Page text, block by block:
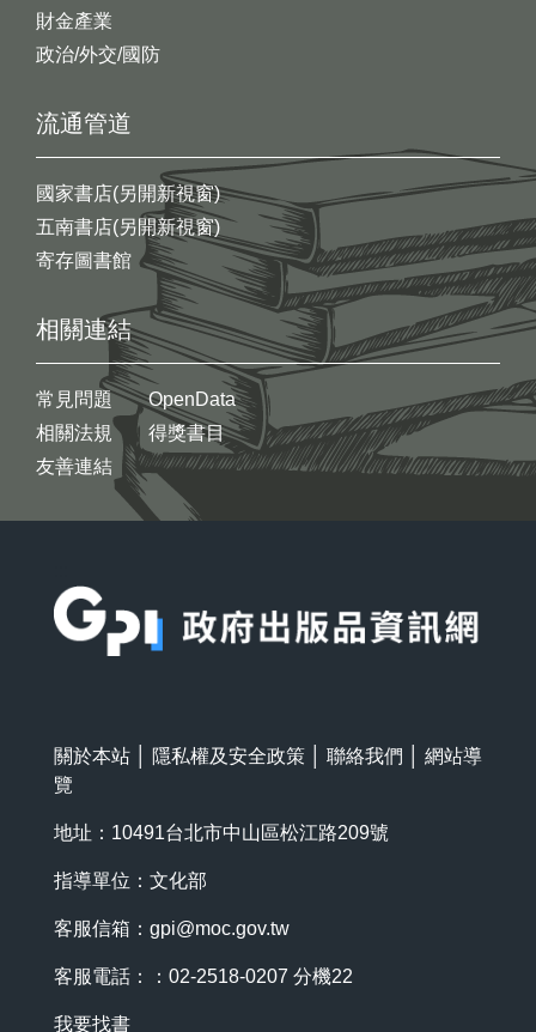
財金產業
政治/外交/國防
流通管道
國家書店(另開新視窗)
五南書店(另開新視窗)
寄存圖書館
相關連結
常見問題
相關法規
友善連結
OpenData
得獎書目
關於本站 隱私權及安全政策 聯絡我們
網站導
覽
地址：10491台北市中山區松江路209號
指導單位：文化部
客服信箱： gpi@moc.gov.tw
客服電話：：02-2518-0207 分機22
我要找書